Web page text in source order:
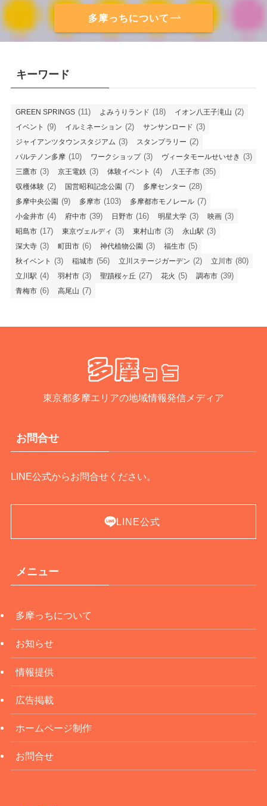
多摩っちについて
キーワード
GREEN SPRINGS (11) よみうりランド (18) イオン八王子滝山 (2)
イベント (9) イルミネーション (2) サンサンロード (3)
ジャイアンツタウンスタジアム (3) スタンプラリー (2)
パルテノン多摩 (10) ワークショップ(3) ヴィータモールせいせき (3)
三鷹市 (3) 京王電鉄 (3) 体験イベント (4) 八王子市 (35)
収穫体験 (2) 国営昭和記念公園 (7) 多摩センター (28)
多摩中央公園 (9) 多摩市 (103) 多摩都市モノレール (7)
小金井市 (4) 府中市 (39) 日野市 (16) 明星大学 (3) 映画 (3)
昭島市 (17) 東京ヴェルディ (3) 東村山市 (3) 永山駅 (3)
深大寺 (3) 町田市 (6) 神代植物公園 (3) 福生市 (5)
秋イベント (3) 稲城市 (56) 立川ステージガーデン (2) 立川市 (80)
立川駅 (4) 羽村市 (3) 聖蹟桜ヶ丘 (27) 花火 (5) 調布市 (39)
青梅市 (6) 高尾山 (7)
東京都多摩エリアの地域情報発信メディア
お問合せ
LINE公式からお問合せください。
LINE公式
メニュー
多摩っちについて
お知らせ
情報提供
広告掲載
ホームページ制作
お問合せ